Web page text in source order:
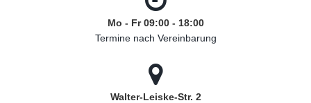
Mo - Fr 09:00 - 18:00
Termine nach Vereinbarung
Walter-Leiske-Str. 2